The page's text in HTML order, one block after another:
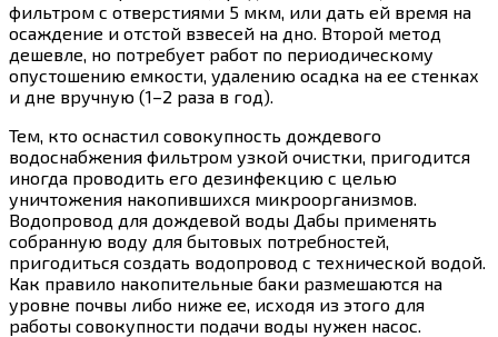
фильтром с отверстиями 5 мкм, или дать ей время на
осаждение и отстой взвесей на дно. Второй метод
дешевле, но потребует работ по периодическому
опустошению емкости, удалению осадка на ее стенках
и дне вручную (1–2 раза в год).
Тем, кто оснастил совокупность дождевого
водоснабжения фильтром узкой очистки, пригодится
иногда проводить его дезинфекцию с целью
уничтожения накопившихся микроорганизмов.
Водопровод для дождевой воды Дабы применять
собранную воду для бытовых потребностей,
пригодиться создать водопровод с технической водой.
Как правило накопительные баки размешаются на
уровне почвы либо ниже ее, исходя из этого для
работы совокупности подачи воды нужен насос.